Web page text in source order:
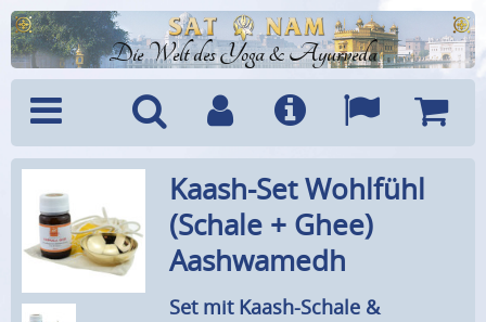
Die Welt des Yoga & Ayurveda
Menü SucheBenutzerkonto
Info Sprachen
Kaash-Set Wohlfühl
(Schale + Ghee)
Aashwamedh
Set mit Kaash-Schale &